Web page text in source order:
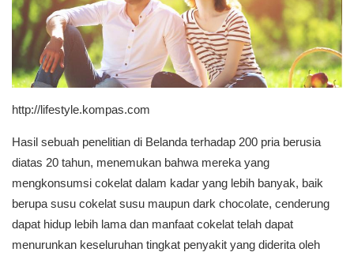
http://lifestyle.kompas.com
Hasil sebuah penelitian di Belanda terhadap 200 pria berusia
diatas 20 tahun, menemukan bahwa mereka yang
mengkonsumsi cokelat dalam kadar yang lebih banyak, baik
berupa susu cokelat susu maupun dark chocolate, cenderung
dapat hidup lebih lama dan manfaat cokelat telah dapat
menurunkan keseluruhan tingkat penyakit yang diderita oleh